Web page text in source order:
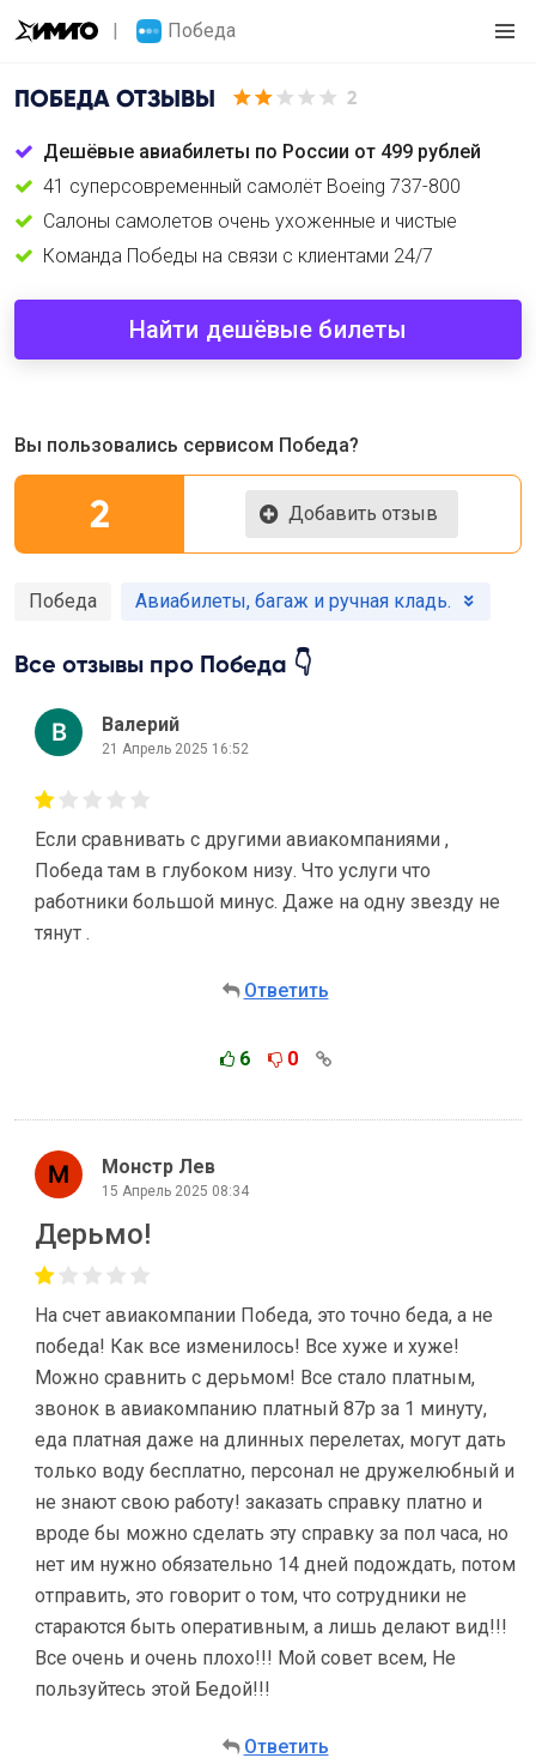
Победа
ПОБЕДА ОТЗЫВЫ 2
Дешёвые авиабилеты по России от 499 рублей
41 суперсовременный самолёт Boeing 737-800
Салоны самолетов очень ухоженные и чистые
Команда Победы на связи с клиентами 24/7
Найти дешёвые билеты
Вы пользовались сервисом Победа?
2 Добавить отзыв
Победа Авиабилеты, багаж и ручная кладь.
Все отзывы про Победа 👇
Валерий
21 Апрель 2025 16:52
Если сравнивать с другими авиакомпаниями ,
Победа там в глубоком низу. Что услуги что
работники большой минус. Даже на одну звезду не
тянут .
Ответить
6 0
Монстр Лев
15 Апрель 2025 08:34
Дерьмо!
На счет авиакомпании Победа, это точно беда, а не
победа! Как все изменилось! Все хуже и хуже!
Можно сравнить с дерьмом! Все стало платным,
звонок в авиакомпанию платный 87р за 1 минуту,
еда платная даже на длинных перелетах, могут дать
только воду бесплатно, персонал не дружелюбный и
не знают свою работу! заказать справку платно и
вроде бы можно сделать эту справку за пол часа, но
нет им нужно обязательно 14 дней подождать, потом
отправить, это говорит о том, что сотрудники не
стараются быть оперативным, а лишь делают вид!!!
Все очень и очень плохо!!! Мой совет всем, Не
пользуйтесь этой Бедой!!!
Ответить